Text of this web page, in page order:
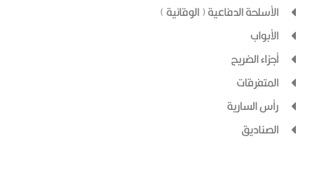
الأسلحة الدفاعية ( الوقائية )
الأبواب
أجزاء الضريح
المتفرقات
رأس السارية
الصناديق